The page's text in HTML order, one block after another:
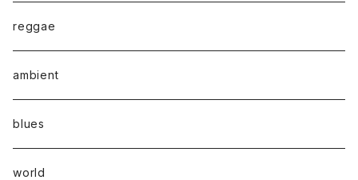
reggae
ambient
blues
world